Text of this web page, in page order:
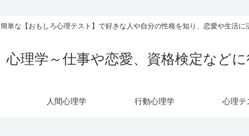
簡単な【おもしろ心理テスト】で好きな人や自分の性格を知り、恋愛や生活に
心理学～仕事や恋愛、資格検定などに
人間心理学 行動心理学 心理テ